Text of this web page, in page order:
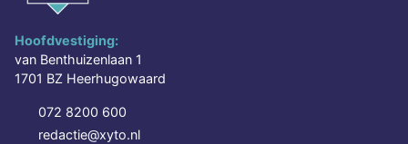
Hoofdvestiging:
van Benthuizenlaan 1
1701 BZ Heerhugowaard
072 8200 600
redactie@xyto.nl